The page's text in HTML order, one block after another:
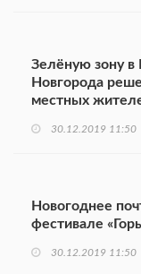
Зелёную зону
Новгорода
местных
30.12.2019 11:50
Новогоднее
фестивале
30.12.2019 11:50